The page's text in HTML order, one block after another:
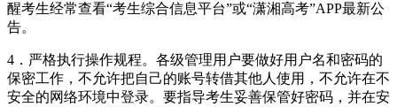
醒考生经常查看“考生综合信息平台”或“潇湘高考”APP最新公
告。
4．严格执行操作规程。各级管理用户要做好用户名和密码的
保密工作，不允许把自己的账号转借其他人使用，不允许在不
安全的网络环境中登录。要指导考生妥善保管好密码，并在安